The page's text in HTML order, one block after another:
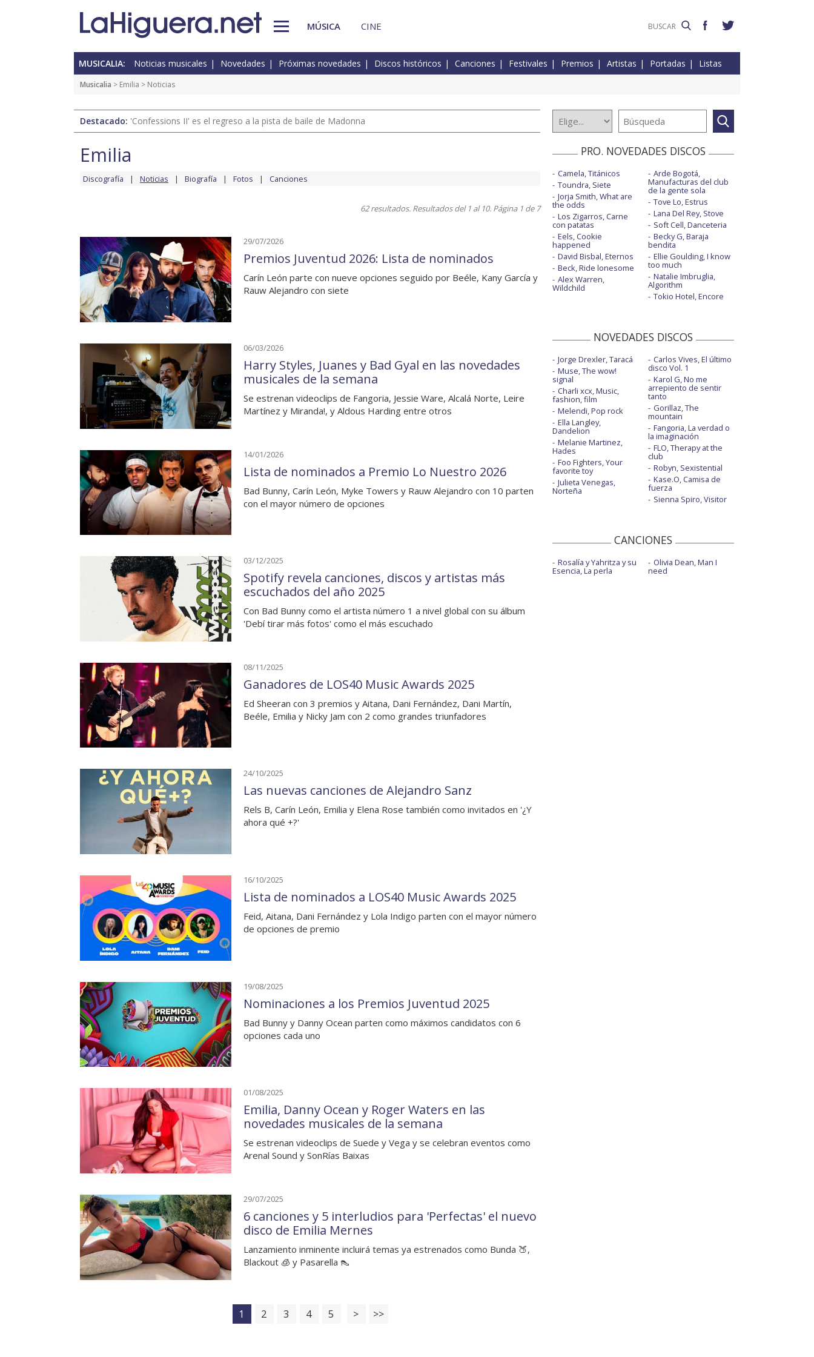
MÚSICA CINE
MUSICALIA: Noticias musicales Novedades Próximas novedades Discos históricos Canciones Festivales Premios Artistas Portadas Listas
Musicalia > Emilia > Noticias
Destacado: 'Confessions II' es el regreso a la pista de baile de Madonna
Emilia
Discografía Noticias Biografía Fotos Canciones
62 resultados. Resultados del 1 al 10. Página 1 de 7
29/07/2026
Premios Juventud 2026: Lista de nominados
Carín León parte con nueve opciones seguido por Beéle, Kany García y
Rauw Alejandro con siete
06/03/2026
Harry Styles, Juanes y Bad Gyal en las novedades
musicales de la semana
Se estrenan videoclips de Fangoria, Jessie Ware, Alcalá Norte, Leire
Martínez y Miranda!, y Aldous Harding entre otros
14/01/2026
Lista de nominados a Premio Lo Nuestro 2026
Bad Bunny, Carín León, Myke Towers y Rauw Alejandro con 10 parten
con el mayor número de opciones
03/12/2025
Spotify revela canciones, discos y artistas más
escuchados del año 2025
Con Bad Bunny como el artista número 1 a nivel global con su álbum
'Debí tirar más fotos' como el más escuchado
08/11/2025
Ganadores de LOS40 Music Awards 2025
Ed Sheeran con 3 premios y Aitana, Dani Fernández, Dani Martín,
Beéle, Emilia y Nicky Jam con 2 como grandes triunfadores
24/10/2025
Las nuevas canciones de Alejandro Sanz
Rels B, Carín León, Emilia y Elena Rose también como invitados en '¿Y
ahora qué +?'
16/10/2025
Lista de nominados a LOS40 Music Awards 2025
Feid, Aitana, Dani Fernández y Lola Indigo parten con el mayor número
de opciones de premio
19/08/2025
Nominaciones a los Premios Juventud 2025
Bad Bunny y Danny Ocean parten como máximos candidatos con 6
opciones cada uno
01/08/2025
Emilia, Danny Ocean y Roger Waters en las
novedades musicales de la semana
Se estrenan videoclips de Suede y Vega y se celebran eventos como
Arenal Sound y SonRías Baixas
29/07/2025
6 canciones y 5 interludios para 'Perfectas' el nuevo
disco de Emilia Mernes
Lanzamiento inminente incluirá temas ya estrenados como Bunda 🍑,
Blackout 🧊 y Pasarella 👠
1 2 3 4 5 > >>
PRO. NOVEDADES DISCOS
Camela, Titánicos
Toundra, Siete
Jorja Smith, What are
the odds
Los Zigarros, Carne
con patatas
Eels, Cookie
happened
David Bisbal, Eternos
Beck, Ride lonesome
Alex Warren,
Wildchild
Arde Bogotá,
Manufacturas del club
de la gente sola
Tove Lo, Estrus
Lana Del Rey, Stove
Soft Cell, Danceteria
Becky G, Baraja
bendita
Ellie Goulding, I know
too much
Natalie Imbruglia,
Algorithm
Tokio Hotel, Encore
NOVEDADES DISCOS
Jorge Drexler, Taracá
Muse, The wow!
signal
Charli xcx, Music,
fashion, film
Melendi, Pop rock
Ella Langley,
Dandelion
Melanie Martinez,
Hades
Foo Fighters, Your
favorite toy
Julieta Venegas,
Norteña
Carlos Vives, El último
disco Vol. 1
Karol G, No me
arrepiento de sentir
tanto
Gorillaz, The
mountain
Fangoria, La verdad o
la imaginación
FLO, Therapy at the
club
Robyn, Sexistential
Kase.O, Camisa de
fuerza
Sienna Spiro, Visitor
CANCIONES
Rosalía y Yahritza y su
Esencia, La perla
Olivia Dean, Man I
need